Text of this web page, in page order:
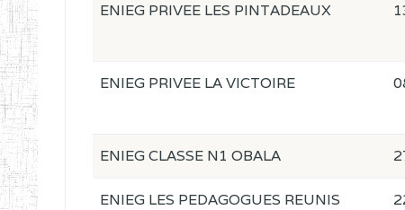
ENIEG PRIVEE LES PINTADEAUX
ENIEG PRIVEE LA VICTOIRE
ENIEG CLASSE N1 OBALA
ENIEG LES PEDAGOGUES REUNIS